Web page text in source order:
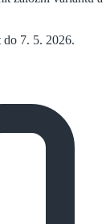
do 7. 5. 2026.